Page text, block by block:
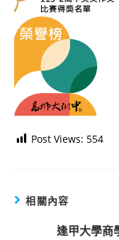
Post Views: 554
相關內容
逢甲大學商